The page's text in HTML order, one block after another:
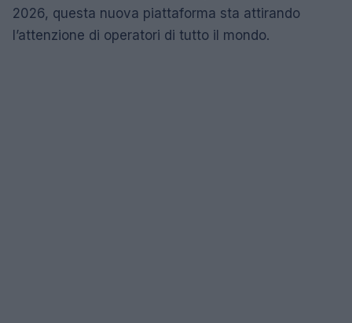
2026, questa nuova piattaforma sta attirando
l’attenzione di operatori di tutto il mondo.